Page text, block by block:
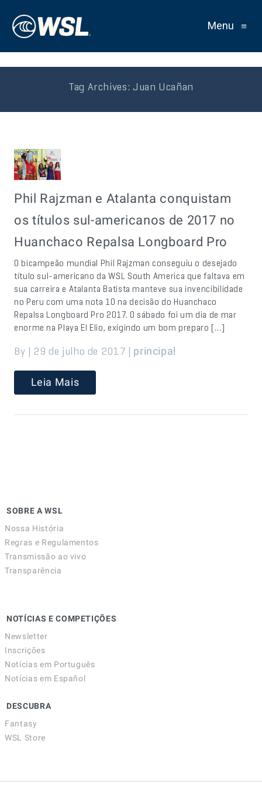
Menu ≡
Tag Archives: Juan Ucañan
Phil Rajzman e Atalanta conquistam
os títulos sul-americanos de 2017 no
Huanchaco Repalsa Longboard Pro
O bicampeão mundial Phil Rajzman conseguiu o desejado
título sul-americano da WSL South America que faltava em
sua carreira e Atalanta Batista manteve sua invencibilidade
no Peru com uma nota 10 na decisão do Huanchaco
Repalsa Longboard Pro 2017. O sábado foi um dia de mar
enorme na Playa El Elio, exigindo um bom preparo […]
By | 29 de julho de 2017 | principal
Leia Mais
SOBRE A WSL
Nossa História
Regras e Regulamentos
Transmissão ao vivo
Transparência
NOTÍCIAS E COMPETIÇÕES
Newsletter
Inscrições
Notícias em Português
Notícias em Español
DESCUBRA
Fantasy
WSL Store